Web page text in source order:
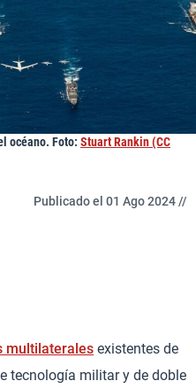
océano. Foto: Stuart Rankin (CC
Publicado el 01 Ago 2024 //
multilaterales existentes de
tecnología militar y de doble